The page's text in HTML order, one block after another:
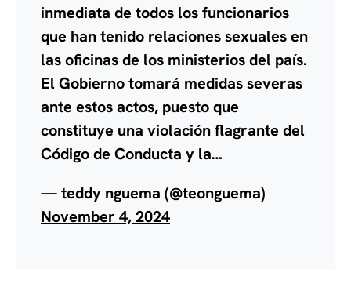
inmediata de todos los funcionarios
que han tenido relaciones sexuales en
las oficinas de los ministerios del país.
El Gobierno tomará medidas severas
ante estos actos, puesto que
constituye una violación flagrante del
Código de Conducta y la…
— teddy nguema (@teonguema)
November 4, 2024